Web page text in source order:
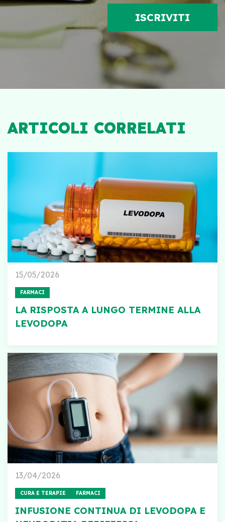
ARTICOLI CORRELATI
15/05/2026
FARMACI
LA RISPOSTA A LUNGO TERMINE ALLA
LEVODOPA
13/04/2026
CURA E TERAPIE FARMACI
INFUSIONE CONTINUA DI LEVODOPA E